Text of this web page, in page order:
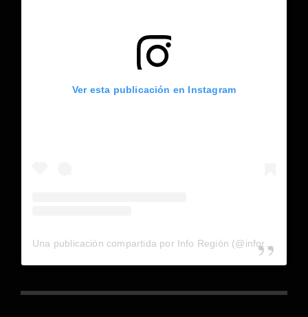
Ver esta publicación en Instagram
Una publicación compartida por Info Región (@inforegion_redes)